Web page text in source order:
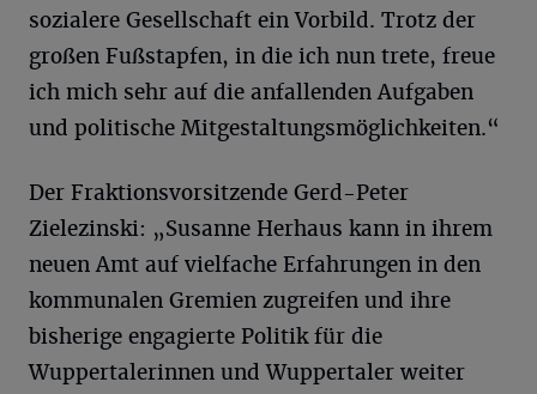
sozialere Gesellschaft ein Vorbild. Trotz der
großen Fußstapfen, in die ich nun trete, freue
ich mich sehr auf die anfallenden Aufgaben
und politische Mitgestaltungsmöglichkeiten.“
Der Fraktionsvorsitzende Gerd-Peter
Zielezinski: „Susanne Herhaus kann in ihrem
neuen Amt auf vielfache Erfahrungen in den
kommunalen Gremien zugreifen und ihre
bisherige engagierte Politik für die
Wuppertalerinnen und Wuppertaler weiter